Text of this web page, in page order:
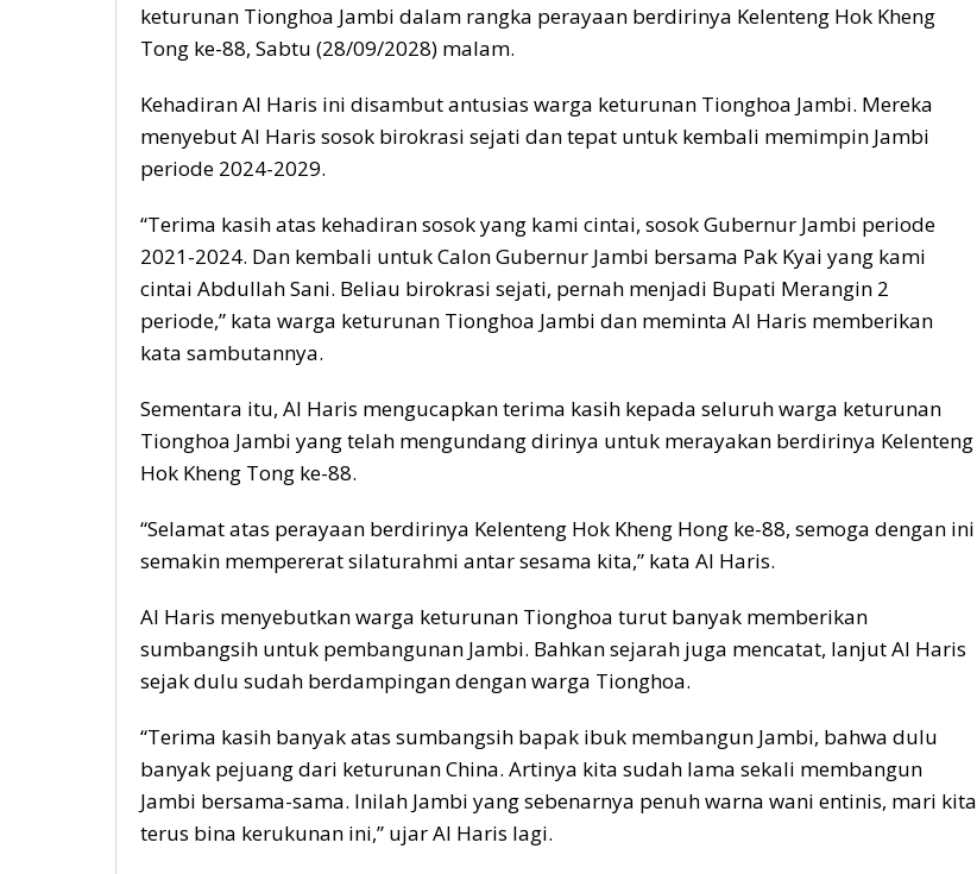
keturunan Tionghoa Jambi dalam rangka perayaan berdirinya Kelenteng Hok Kheng
Tong ke-88, Sabtu (28/09/2028) malam.
Kehadiran Al Haris ini disambut antusias warga keturunan Tionghoa Jambi. Mereka
menyebut Al Haris sosok birokrasi sejati dan tepat untuk kembali memimpin Jambi
periode 2024-2029.
“Terima kasih atas kehadiran sosok yang kami cintai, sosok Gubernur Jambi periode
2021-2024. Dan kembali untuk Calon Gubernur Jambi bersama Pak Kyai yang kami
cintai Abdullah Sani. Beliau birokrasi sejati, pernah menjadi Bupati Merangin 2
periode,” kata warga keturunan Tionghoa Jambi dan meminta Al Haris memberikan
kata sambutannya.
Sementara itu, Al Haris mengucapkan terima kasih kepada seluruh warga keturunan
Tionghoa Jambi yang telah mengundang dirinya untuk merayakan berdirinya Kelenteng
Hok Kheng Tong ke-88.
“Selamat atas perayaan berdirinya Kelenteng Hok Kheng Hong ke-88, semoga dengan ini
semakin mempererat silaturahmi antar sesama kita,” kata Al Haris.
Al Haris menyebutkan warga keturunan Tionghoa turut banyak memberikan
sumbangsih untuk pembangunan Jambi. Bahkan sejarah juga mencatat, lanjut Al Haris
sejak dulu sudah berdampingan dengan warga Tionghoa.
“Terima kasih banyak atas sumbangsih bapak ibuk membangun Jambi, bahwa dulu
banyak pejuang dari keturunan China. Artinya kita sudah lama sekali membangun
Jambi bersama-sama. Inilah Jambi yang sebenarnya penuh warna wani entinis, mari kita
terus bina kerukunan ini,” ujar Al Haris lagi.